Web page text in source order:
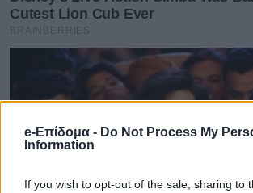
e-Επίδομα - Do Not Process My
Information
If you wish to opt-out of the sale, sharing to